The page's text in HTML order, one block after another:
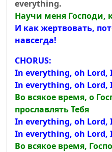
everything.
Научи меня Господи,
И как жертвовать,
навсегда!
CHORUS:
In everything, oh Lord,
In everything, oh Lord,
Во всякое время, о
прославлять Тебя
In everything, oh Lord,
In everything, oh Lord,
Во всякое время,